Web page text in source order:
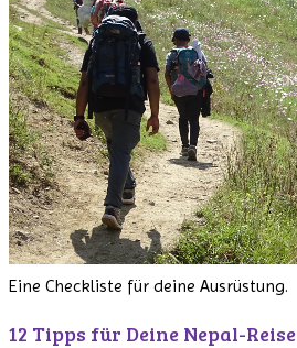
Eine Checkliste für deine Ausrüstung.
12 Tipps für Deine Nepal-Reise